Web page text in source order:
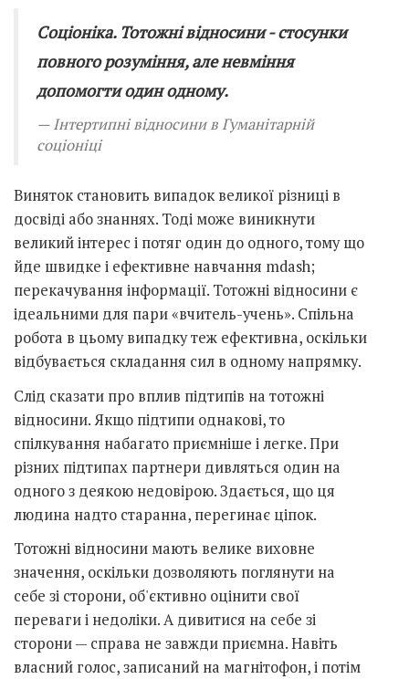
Соціоніка. Тотожні відносини - стосунки
повного розуміння, але невміння
допомогти один одному.
Інтертипні відносини в Гуманітарній
соціоніці
Виняток становить випадок великої різниці в
досвіді або знаннях. Тоді може виникнути
великий інтерес і потяг один до одного, тому що
йде швидке і ефективне навчання mdash;
перекачування інформації. Тотожні відносини є
ідеальними для пари «вчитель-учень». Спільна
робота в цьому випадку теж ефективна, оскільки
відбувається складання сил в одному напрямку.
Слід сказати про вплив підтипів на тотожні
відносини. Якщо підтипи однакові, то
спілкування набагато приємніше і легке. При
різних підтипах партнери дивляться один на
одного з деякою недовірою. Здається, що ця
людина надто старанна, перегинає ціпок.
Тотожні відносини мають велике виховне
значення, оскільки дозволяють поглянути на
себе зі сторони, об'єктивно оцінити свої
переваги і недоліки. А дивитися на себе зі
сторони — справа не завжди приємна. Навіть
власний голос, записаний на магнітофон, і потім